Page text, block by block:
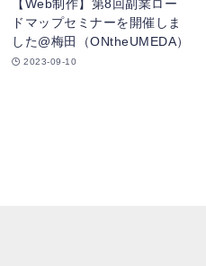
【Web制作】第8回副業ロー
ドマップセミナーを開催しま
した@梅田（ONtheUMEDA）
2023-09-10